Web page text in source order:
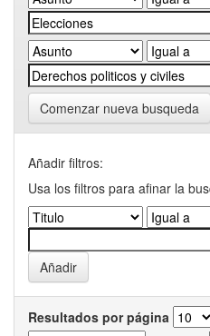
Comenzar nueva busqueda
Añadir filtros:
Usa los filtros para afinar la
Resultados por página